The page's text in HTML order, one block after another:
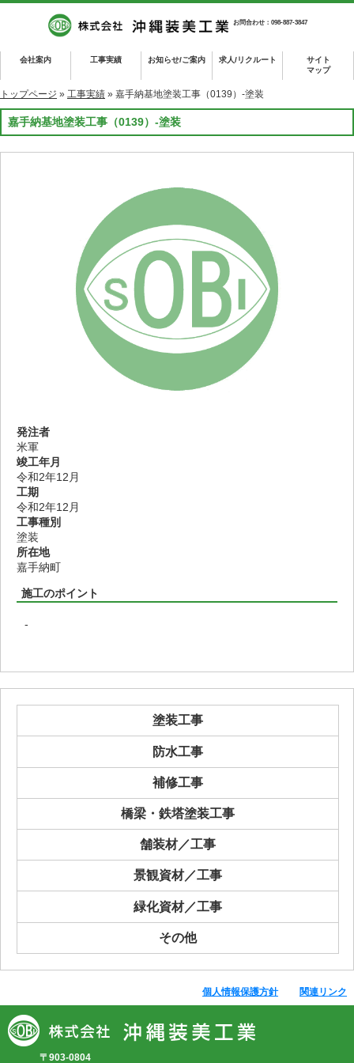
お問合わせ：098-887-3847
会社案内 工事実績 お知らせ/ご案内 求人/リクルート
サイト
マップ
トップページ » 工事実績 » 嘉手納基地塗装工事（0139）-塗装
嘉手納基地塗装工事（0139）-塗装
発注者
米軍
竣工年月
令和2年12月
工期
令和2年12月
工事種別
塗装
所在地
嘉手納町
施工のポイント
-
塗装工事
防水工事
補修工事
橋梁・鉄塔塗装工事
舗装材／工事
景観資材／工事
緑化資材／工事
その他
個人情報保護方針 関連リンク
〒903-0804